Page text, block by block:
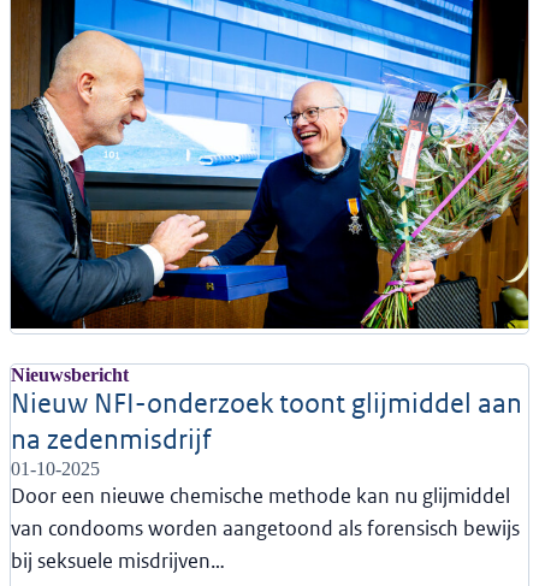
Nieuwsbericht
Nieuw NFI-onderzoek toont glijmiddel aan
na zedenmisdrijf
01-10-2025
Door een nieuwe chemische methode kan nu glijmiddel
van condooms worden aangetoond als forensisch bewijs
bij seksuele misdrijven…